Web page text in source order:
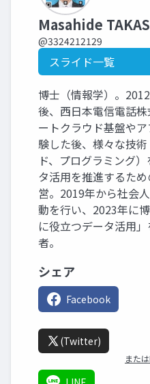
Masahide
@3324212129
スライド一覧
博士（情報学）。
後、西日本電信電話
ートクラウド基盤や
験した後、様々な技
ド、プログラミング
タ活用を推進するた
営。2019年から社会
動を行い、2023年に
に役立つデータ活用
者。
シェア
Facebook
(Twitter)
また